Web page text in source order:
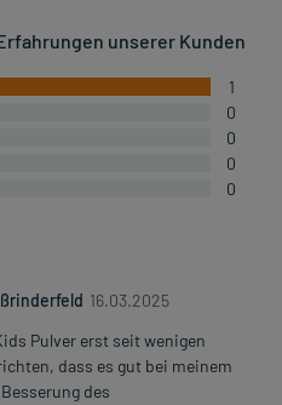
unserer Kunden
1
0
0
0
0
16.03.2025
Pulver erst seit wenigen
dass es gut bei meinem
des